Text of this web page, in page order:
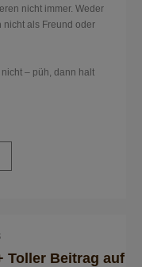
nicht immer. Weder
nicht als Freund oder
– püh, dann halt
Toller Beitrag auf